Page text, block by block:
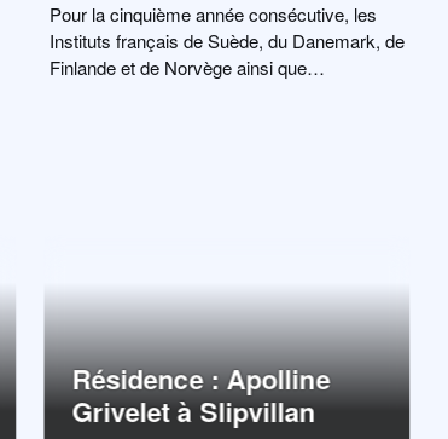
Pour la cinquième année consécutive, les
Instituts français de Suède, du Danemark, de
Finlande et de Norvège ainsi que
Résidence : Apolline
Grivelet à Slipvillan